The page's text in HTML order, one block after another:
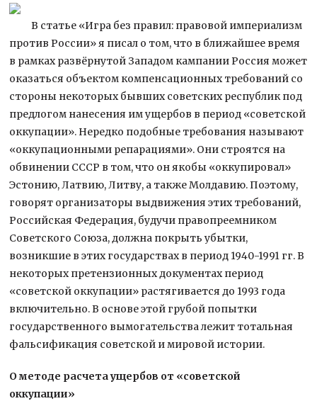
В статье «Игра без правил: правовой империализм
против России» я писал о том, что в ближайшее время
в рамках развёрнутой Западом кампании Россия может
оказаться объектом компенсационных требований со
стороны некоторых бывших советских республик под
предлогом нанесения им ущербов в период «советской
оккупации». Нередко подобные требования называют
«оккупационными репарациями». Они строятся на
обвинении СССР в том, что он якобы «оккупировал»
Эстонию, Латвию, Литву, а также Молдавию. Поэтому,
говорят организаторы выдвижения этих требований,
Российская Федерация, будучи правопреемником
Советского Союза, должна покрыть убытки,
возникшие в этих государствах в период 1940-1991 гг. В
некоторых претензионных документах период
«советской оккупации» растягивается до 1993 года
включительно. В основе этой грубой попытки
государственного вымогательства лежит тотальная
фальсификация советской и мировой истории.
О методе расчета ущербов от «советской
оккупации»